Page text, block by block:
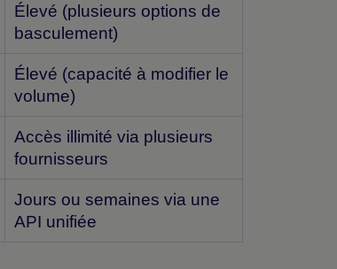
Élevé (plusieurs options de
basculement)
Élevé (capacité à modifier le
volume)
Accès illimité via plusieurs
fournisseurs
Jours ou semaines via une
API unifiée